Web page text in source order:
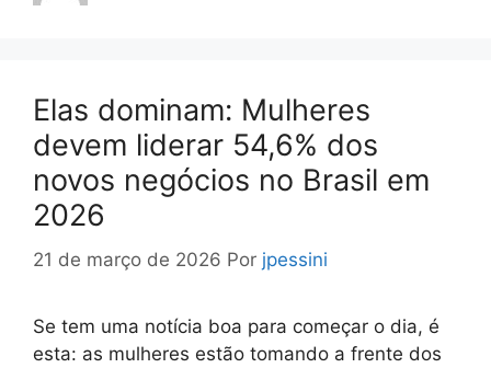
Elas dominam: Mulheres
devem liderar 54,6% dos
novos negócios no Brasil em
2026
21 de março de 2026 Por jpessini
Se tem uma notícia boa para começar o dia, é
esta: as mulheres estão tomando a frente dos